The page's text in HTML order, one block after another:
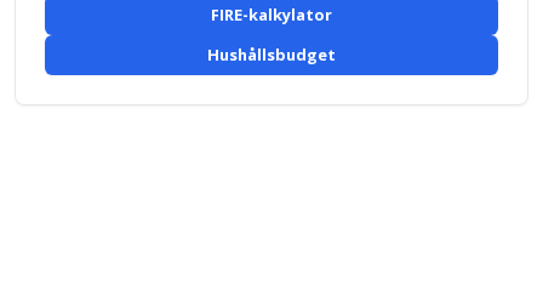
FIRE-kalkylator
Hushållsbudget